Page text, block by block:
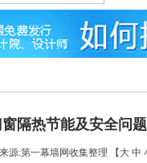
隔热节能及安全问
源:第一幕墙网收集整理 【 大 中